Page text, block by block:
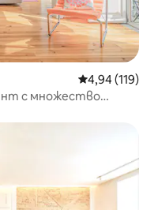
Средна
4,94 (119)
с множество